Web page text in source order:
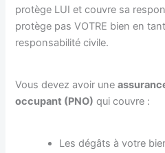
protège LUI et couvre sa
protège pas VOTRE bien en
responsabilité civile.
Vous devez avoir une
occupant (PNO) qui couvre :
Les dégâts à votre